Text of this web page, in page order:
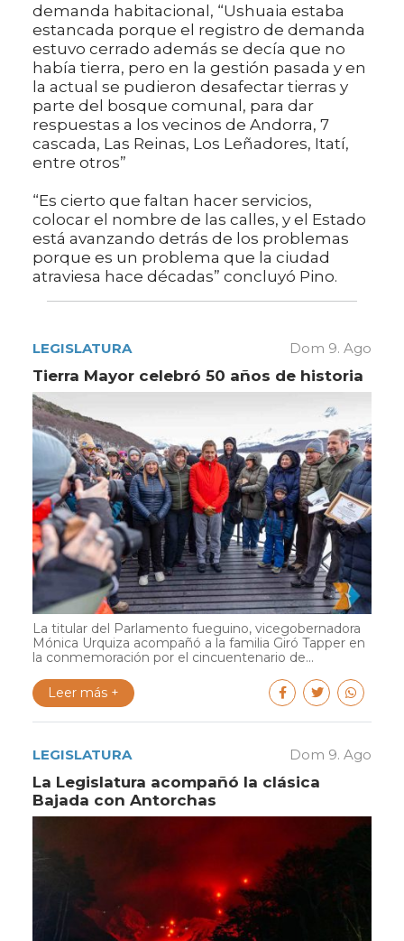
demanda habitacional, “Ushuaia estaba
estancada porque el registro de demanda
estuvo cerrado además se decía que no
había tierra, pero en la gestión pasada y en
la actual se pudieron desafectar tierras y
parte del bosque comunal, para dar
respuestas a los vecinos de Andorra, 7
cascada, Las Reinas, Los Leñadores, Itatí,
entre otros”
“Es cierto que faltan hacer servicios,
colocar el nombre de las calles, y el Estado
está avanzando detrás de los problemas
porque es un problema que la ciudad
atraviesa hace décadas” concluyó Pino.
LEGISLATURA Dom 9. Ago
Tierra Mayor celebró 50 años de historia
La titular del Parlamento fueguino, vicegobernadora
Mónica Urquiza acompañó a la familia Giró Tapper en
la conmemoración por el cincuentenario de...
Leer más +
LEGISLATURA Dom 9. Ago
La Legislatura acompañó la clásica
Bajada con Antorchas